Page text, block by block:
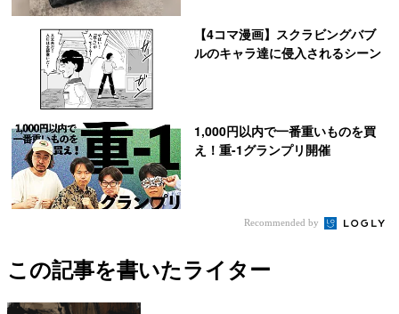
【4コマ漫画】スクラビングバブ
ルのキャラ達に侵入されるシーン
1,000円以内で一番重いものを買
え！重-1グランプリ開催
Recommended by
この記事を書いたライター